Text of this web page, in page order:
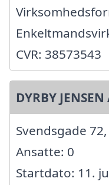
CVR: 38573543
DYRBY JENSEN
Svendsgade
Ansatte: 0
Startdato: 11.